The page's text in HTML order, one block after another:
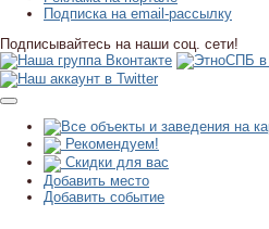
Подписка на email-рассылку
Подписывайтесь на наши соц. сети!
Рекомендуем!
Скидки для вас
Добавить место
Добавить событие